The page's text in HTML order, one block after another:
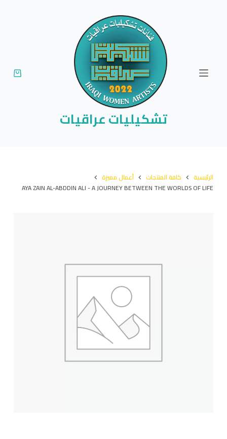
تشكيليات عراقيات
الرئيسية كافة المنتجات
أعمال مميزة
AYA ZAIN AL-ABDDIN ALI - A JOURNEY BETWEEN THE WORLDS OF LIFE